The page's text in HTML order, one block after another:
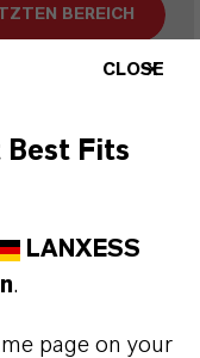
BEREICH
bieten
Produkte: Wir
CLOSE
Best Fits
LANXESS
.
page on your